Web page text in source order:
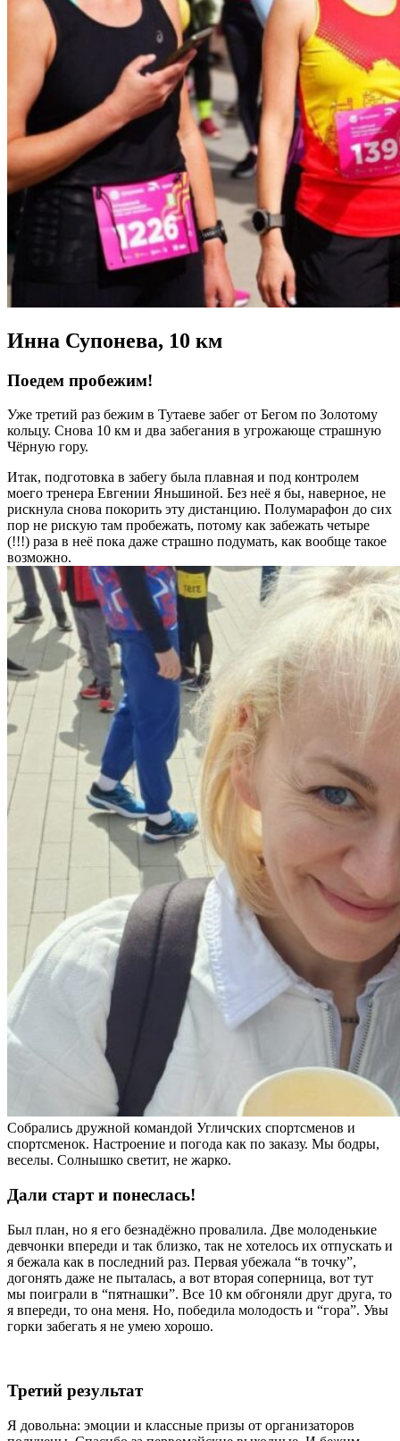
Инна Супонева, 10 км
Поедем пробежим!
Уже третий раз бежим в Тутаеве забег от Бегом по Золотому
кольцу. Снова 10 км и два забегания в угрожающе страшную
Чёрную гору.
Итак, подготовка в забегу была плавная и под контролем
моего тренера Евгении Яньшиной. Без неё я бы, наверное, не
рискнула снова покорить эту дистанцию. Полумарафон до сих
пор не рискую там пробежать, потому как забежать четыре
(!!!) раза в неё пока даже страшно подумать, как вообще такое
возможно.
Собрались дружной командой Угличских спортсменов и
спортсменок. Настроение и погода как по заказу. Мы бодры,
веселы. Солнышко светит, не жарко.
Дали старт и понеслась!
Был план, но я его безнадёжно провалила. Две молоденькие
девчонки впереди и так близко, так не хотелось их отпускать и
я бежала как в последний раз. Первая убежала “в точку”,
догонять даже не пыталась, а вот вторая соперница, вот тут
мы поиграли в “пятнашки”. Все 10 км обгоняли друг друга, то
я впереди, то она меня. Но, победила молодость и “гора”. Увы
горки забегать я не умею хорошо.
Третий результат
Я довольна: эмоции и классные призы от организаторов